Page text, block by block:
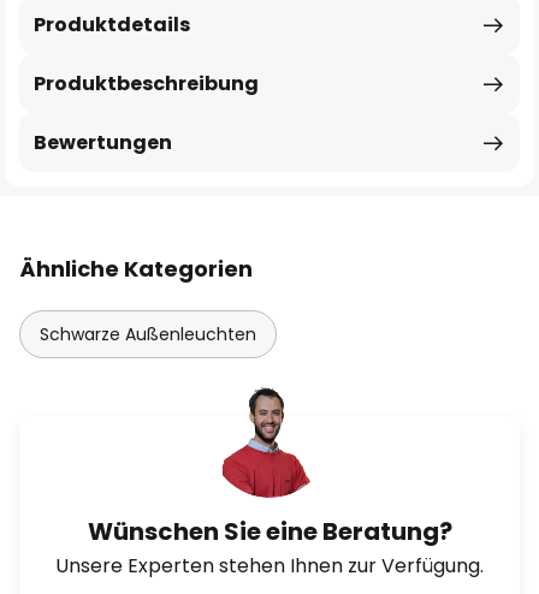
Produktbeschreibung
Produktdetails
Bewertungen
Ähnliche Kategorien
Schwarze Außenleuchten
Wünschen Sie eine Beratung?
Unsere Experten stehen Ihnen zur Verfügung.